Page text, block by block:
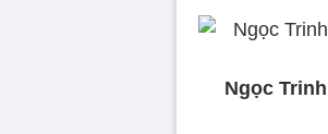
Ngọc